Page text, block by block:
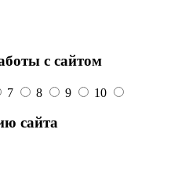
с сайтом
7 8 9 10
сайта